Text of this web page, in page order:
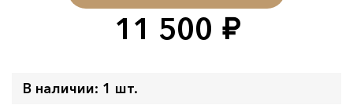
11 500 руб.
В наличии: 1 шт.